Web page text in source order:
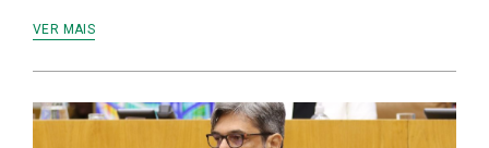
VER MAIS